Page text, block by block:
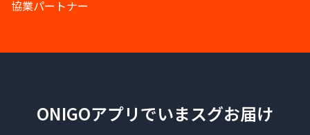
協業パートナー
ONIGOアプリでいまスグお届け